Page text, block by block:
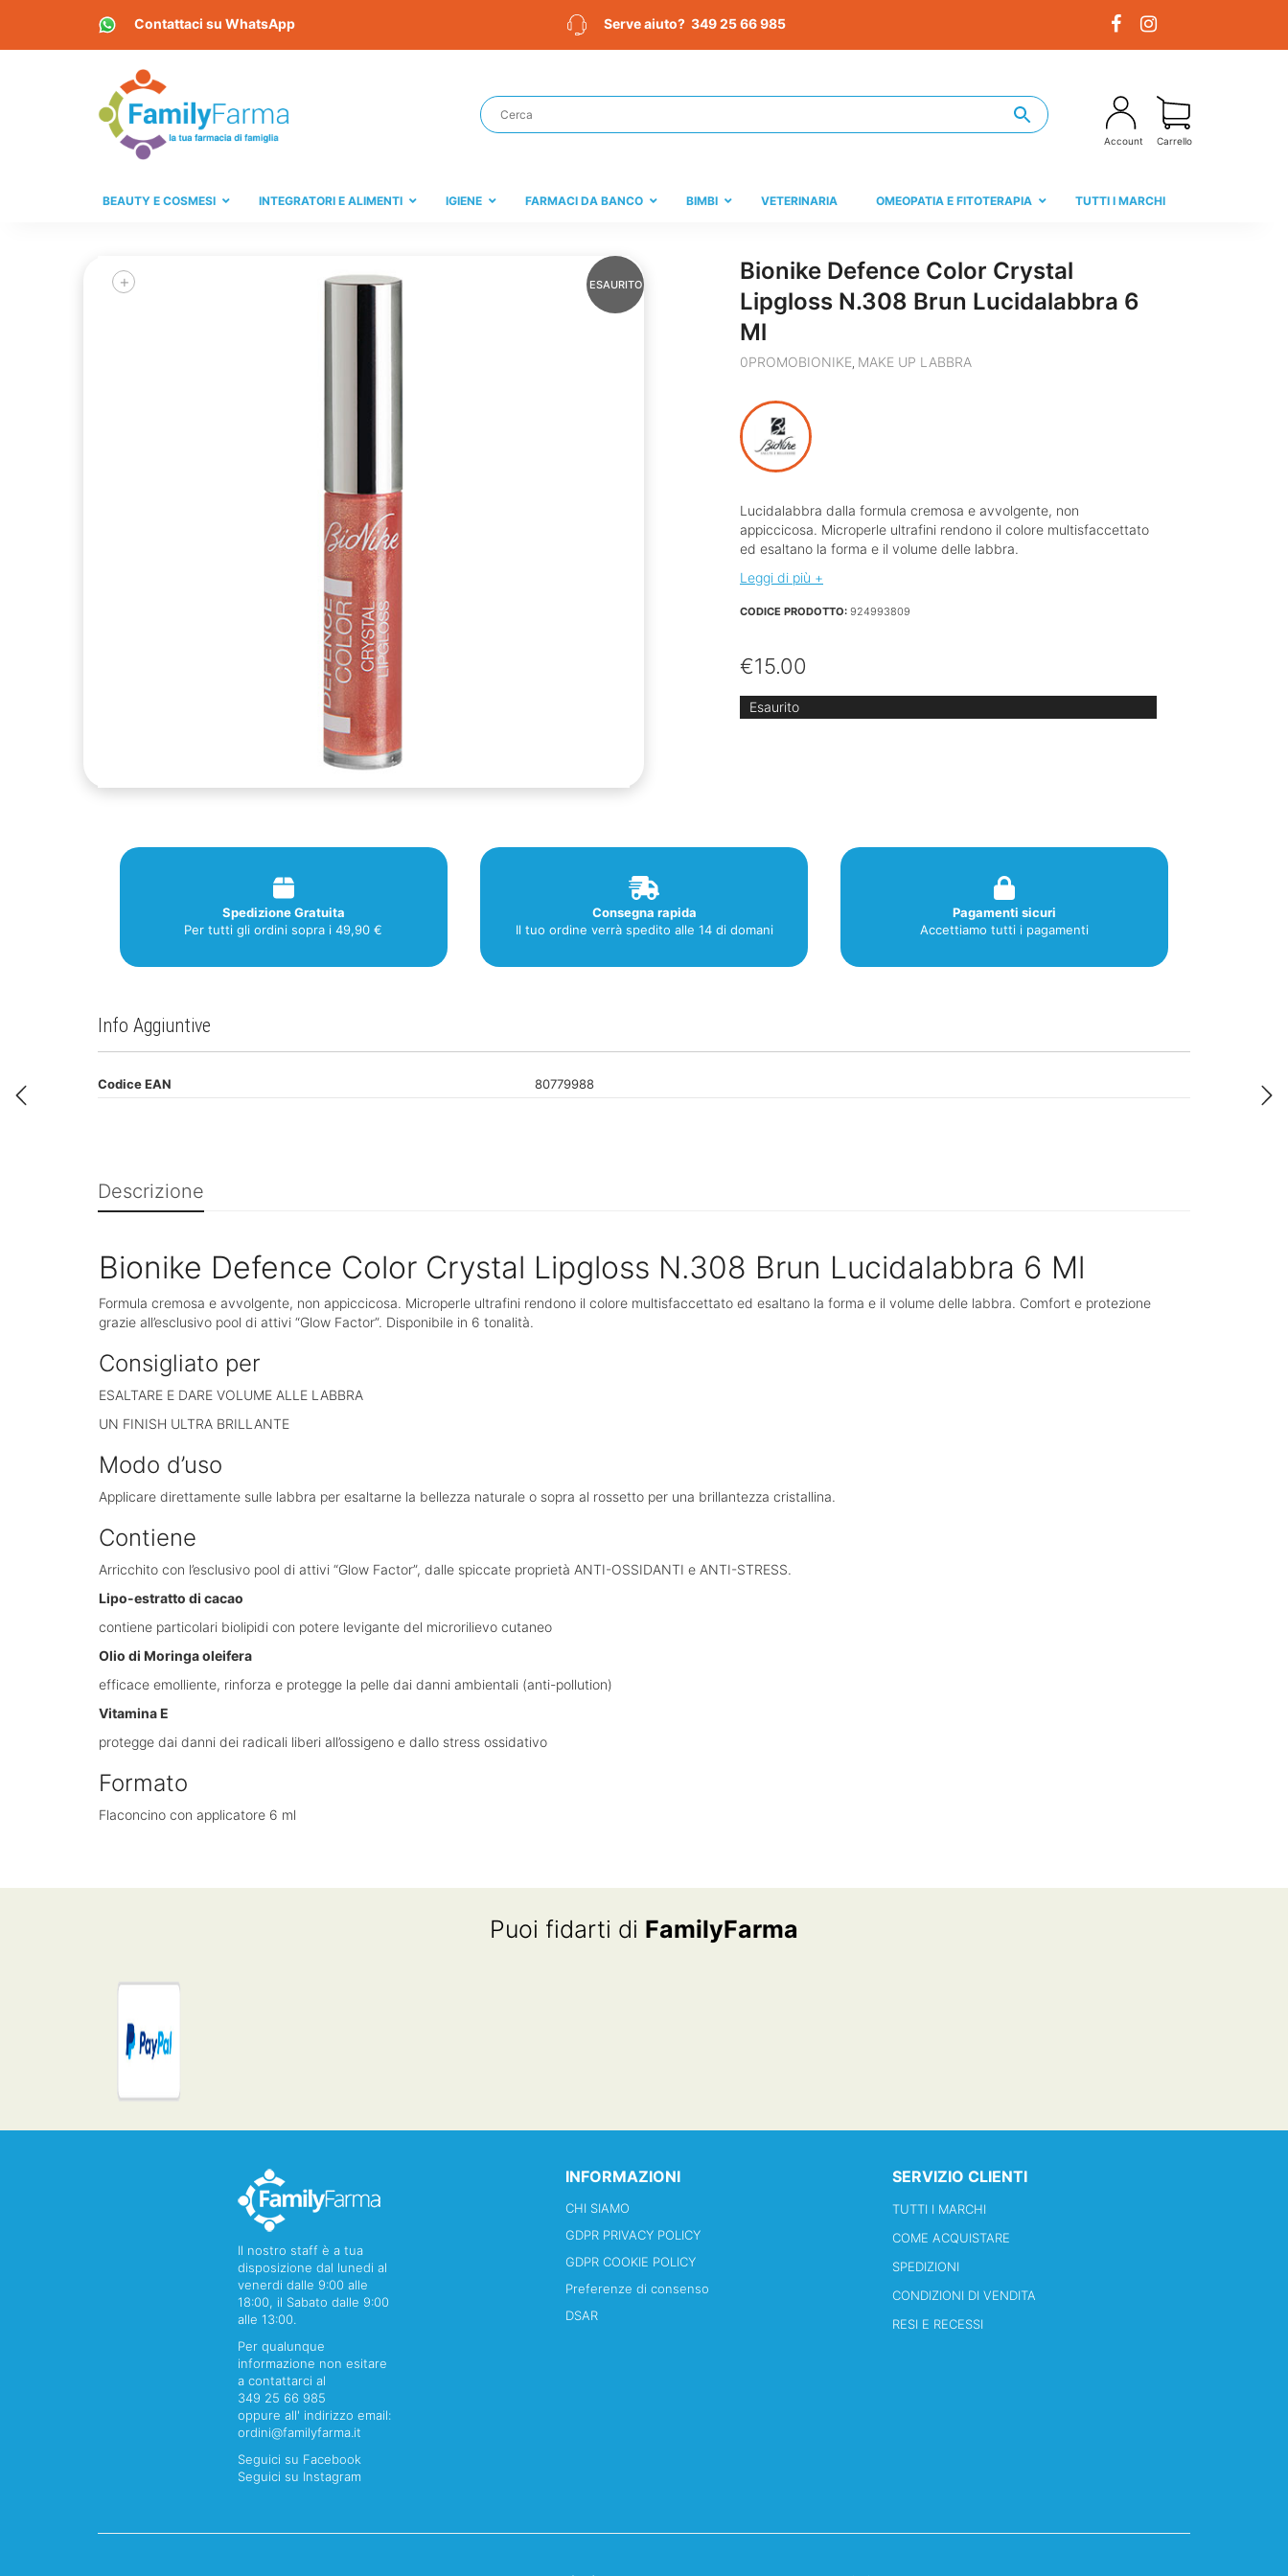
Contattaci su WhatsApp Serve aiuto? 349 25 66 985
Account Carrello
BEAUTY E COSMESI INTEGRATORI E ALIMENTI IGIENE FARMACI DA BANCO BIMBI VETERINARIA OMEOPATIA E FITOTERAPIA TUTTI I MARCHI
ESAURITO
+
Bionike Defence Color Crystal
Lipgloss N.308 Brun Lucidalabbra 6
Ml
0PROMOBIONIKE, MAKE UP LABBRA
Lucidalabbra dalla formula cremosa e avvolgente, non
appiccicosa. Microperle ultrafini rendono il colore multisfaccettato
ed esaltano la forma e il volume delle labbra.
Leggi di più +
CODICE PRODOTTO: 924993809
€15.00
Esaurito
Spedizione Gratuita
Per tutti gli ordini sopra i 49,90 €
Consegna rapida
Il tuo ordine verrà spedito alle 14 di domani
Pagamenti sicuri
Accettiamo tutti i pagamenti
Info Aggiuntive
Codice EAN 80779988
Descrizione
Bionike Defence Color Crystal Lipgloss N.308 Brun Lucidalabbra 6 Ml
Formula cremosa e avvolgente, non appiccicosa. Microperle ultrafini rendono il colore multisfaccettato ed esaltano la forma e il volume delle labbra. Comfort e protezione
grazie all’esclusivo pool di attivi “Glow Factor”. Disponibile in 6 tonalità.
Consigliato per
ESALTARE E DARE VOLUME ALLE LABBRA
UN FINISH ULTRA BRILLANTE
Modo d’uso
Applicare direttamente sulle labbra per esaltarne la bellezza naturale o sopra al rossetto per una brillantezza cristallina.
Contiene
Arricchito con l’esclusivo pool di attivi “Glow Factor”, dalle spiccate proprietà ANTI-OSSIDANTI e ANTI-STRESS.
Lipo-estratto di cacao
contiene particolari biolipidi con potere levigante del microrilievo cutaneo
Olio di Moringa oleifera
efficace emolliente, rinforza e protegge la pelle dai danni ambientali (anti-pollution)
Vitamina E
protegge dai danni dei radicali liberi all’ossigeno e dallo stress ossidativo
Formato
Flaconcino con applicatore 6 ml
Puoi fidarti di FamilyFarma
Il nostro staff è a tua
disposizione dal lunedi al
venerdi dalle 9:00 alle
18:00, il Sabato dalle 9:00
alle 13:00.
Per qualunque
informazione non esitare
a contattarci al
349 25 66 985
oppure all' indirizzo email:
ordini@familyfarma.it
Seguici su Facebook
Seguici su Instagram
INFORMAZIONI
CHI SIAMO
GDPR PRIVACY POLICY
GDPR COOKIE POLICY
Preferenze di consenso
DSAR
SERVIZIO CLIENTI
TUTTI I MARCHI
COME ACQUISTARE
SPEDIZIONI
CONDIZIONI DI VENDITA
RESI E RECESSI